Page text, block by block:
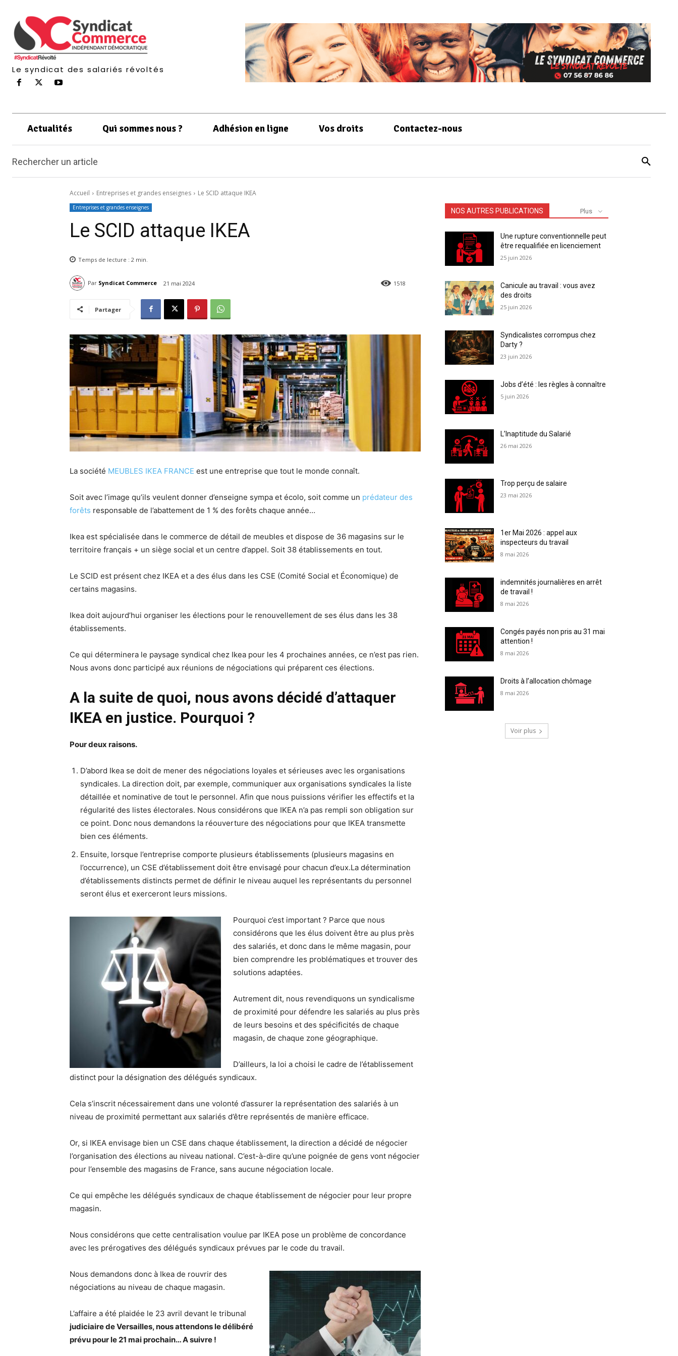
Le syndicat des salariés révoltés
Actualités Qui sommes nous ? Adhésion en ligne Vos droits Contactez-nous
Rechercher un article
Accueil Entreprises et grandes enseignes Le SCID attaque IKEA
Entreprises et grandes enseignes
Le SCID attaque IKEA
Temps de lecture : 2 min.
Par Syndicat Commerce 21 mai 2024 1518
Partager
La société MEUBLES IKEA FRANCE est une entreprise que tout le monde connaît.
Soit avec l’image qu’ils veulent donner d’enseigne sympa et écolo, soit comme un prédateur des
forêts responsable de l’abattement de 1 % des forêts chaque année…
Ikea est spécialisée dans le commerce de détail de meubles et dispose de 36 magasins sur le
territoire français + un siège social et un centre d’appel. Soit 38 établissements en tout.
Le SCID est présent chez IKEA et a des élus dans les CSE (Comité Social et Économique) de
certains magasins.
Ikea doit aujourd’hui organiser les élections pour le renouvellement de ses élus dans les 38
établissements.
Ce qui déterminera le paysage syndical chez Ikea pour les 4 prochaines années, ce n’est pas rien.
Nous avons donc participé aux réunions de négociations qui préparent ces élections.
A la suite de quoi, nous avons décidé d’attaquer
IKEA en justice. Pourquoi ?
Pour deux raisons.
D’abord Ikea se doit de mener des négociations loyales et sérieuses avec les organisations
syndicales. La direction doit, par exemple, communiquer aux organisations syndicales la liste
détaillée et nominative de tout le personnel. Afin que nous puissions vérifier les effectifs et la
régularité des listes électorales. Nous considérons que IKEA n’a pas rempli son obligation sur
ce point. Donc nous demandons la réouverture des négociations pour que IKEA transmette
bien ces éléments.
Ensuite, lorsque l’entreprise comporte plusieurs établissements (plusieurs magasins en
l’occurrence), un CSE d’établissement doit être envisagé pour chacun d’eux.La détermination
d’établissements distincts permet de définir le niveau auquel les représentants du personnel
seront élus et exerceront leurs missions.
Pourquoi c’est important ? Parce que nous
considérons que les élus doivent être au plus près
des salariés, et donc dans le même magasin, pour
bien comprendre les problématiques et trouver des
solutions adaptées.
Autrement dit, nous revendiquons un syndicalisme
de proximité pour défendre les salariés au plus près
de leurs besoins et des spécificités de chaque
magasin, de chaque zone géographique.
D’ailleurs, la loi a choisi le cadre de l’établissement
distinct pour la désignation des délégués syndicaux.
Cela s’inscrit nécessairement dans une volonté d’assurer la représentation des salariés à un
niveau de proximité permettant aux salariés d’être représentés de manière efficace.
Or, si IKEA envisage bien un CSE dans chaque établissement, la direction a décidé de négocier
l’organisation des élections au niveau national. C’est-à-dire qu’une poignée de gens vont négocier
pour l’ensemble des magasins de France, sans aucune négociation locale.
Ce qui empêche les délégués syndicaux de chaque établissement de négocier pour leur propre
magasin.
Nous considérons que cette centralisation voulue par IKEA pose un problème de concordance
avec les prérogatives des délégués syndicaux prévues par le code du travail.
Nous demandons donc à Ikea de rouvrir des
négociations au niveau de chaque magasin.
L’affaire a été plaidée le 23 avril devant le tribunal
judiciaire de Versailles, nous attendons le délibéré
prévu pour le 21 mai prochain… A suivre !
NOS AUTRES PUBLICATIONS Plus
Une rupture conventionnelle peut
être requalifiée en licenciement
25 juin 2026
Canicule au travail : vous avez
des droits
25 juin 2026
Syndicalistes corrompus chez
Darty ?
23 juin 2026
Jobs d’été : les règles à connaître
5 juin 2026
L’Inaptitude du Salarié
26 mai 2026
Trop perçu de salaire
23 mai 2026
1er Mai 2026 : appel aux
inspecteurs du travail
8 mai 2026
indemnités journalières en arrêt
de travail !
8 mai 2026
Congés payés non pris au 31 mai
attention !
8 mai 2026
Droits à l’allocation chômage
8 mai 2026
Voir plus